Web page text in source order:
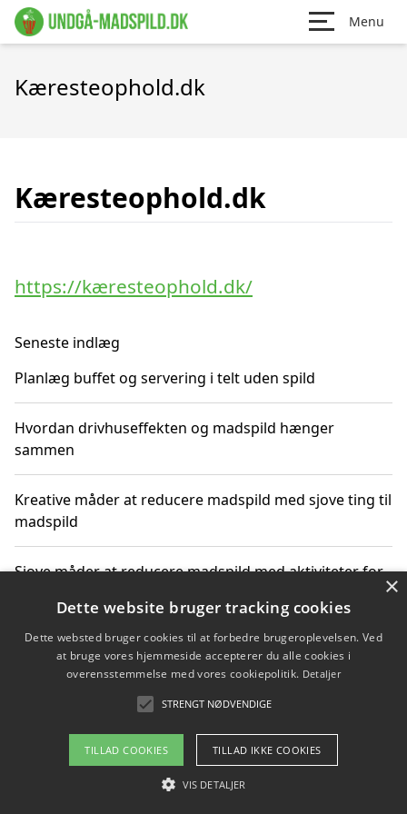
Menu
Kæresteophold.dk
Kæresteophold.dk
https://kæresteophold.dk/
Seneste indlæg
Planlæg buffet og servering i telt uden spild
Hvordan drivhuseffekten og madspild hænger
sammen
Kreative måder at reducere madspild med sjove ting til
madspild
Sjove måder at reducere madspild med aktiviteter for
Hvor finder jeg nemme måltidskasser i Vejle
Om / kontakt
Blog Betingelser
×
Dette website bruger tracking cookies
Dette websted bruger cookies til at forbedre brugeroplevelsen. Ved
at bruge vores hjemmeside accepterer du alle cookies i
overensstemmelse med vores cookiepolitik. Detaljer
STRENGT NØDVENDIGE
TILLAD COOKIES TILLAD IKKE COOKIES
VIS DETALJER